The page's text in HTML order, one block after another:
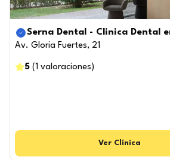
Serna Dental - Clinica Dental
Av. Gloria Fuertes, 21
5 (1 valoraciones )
Ver Clínica